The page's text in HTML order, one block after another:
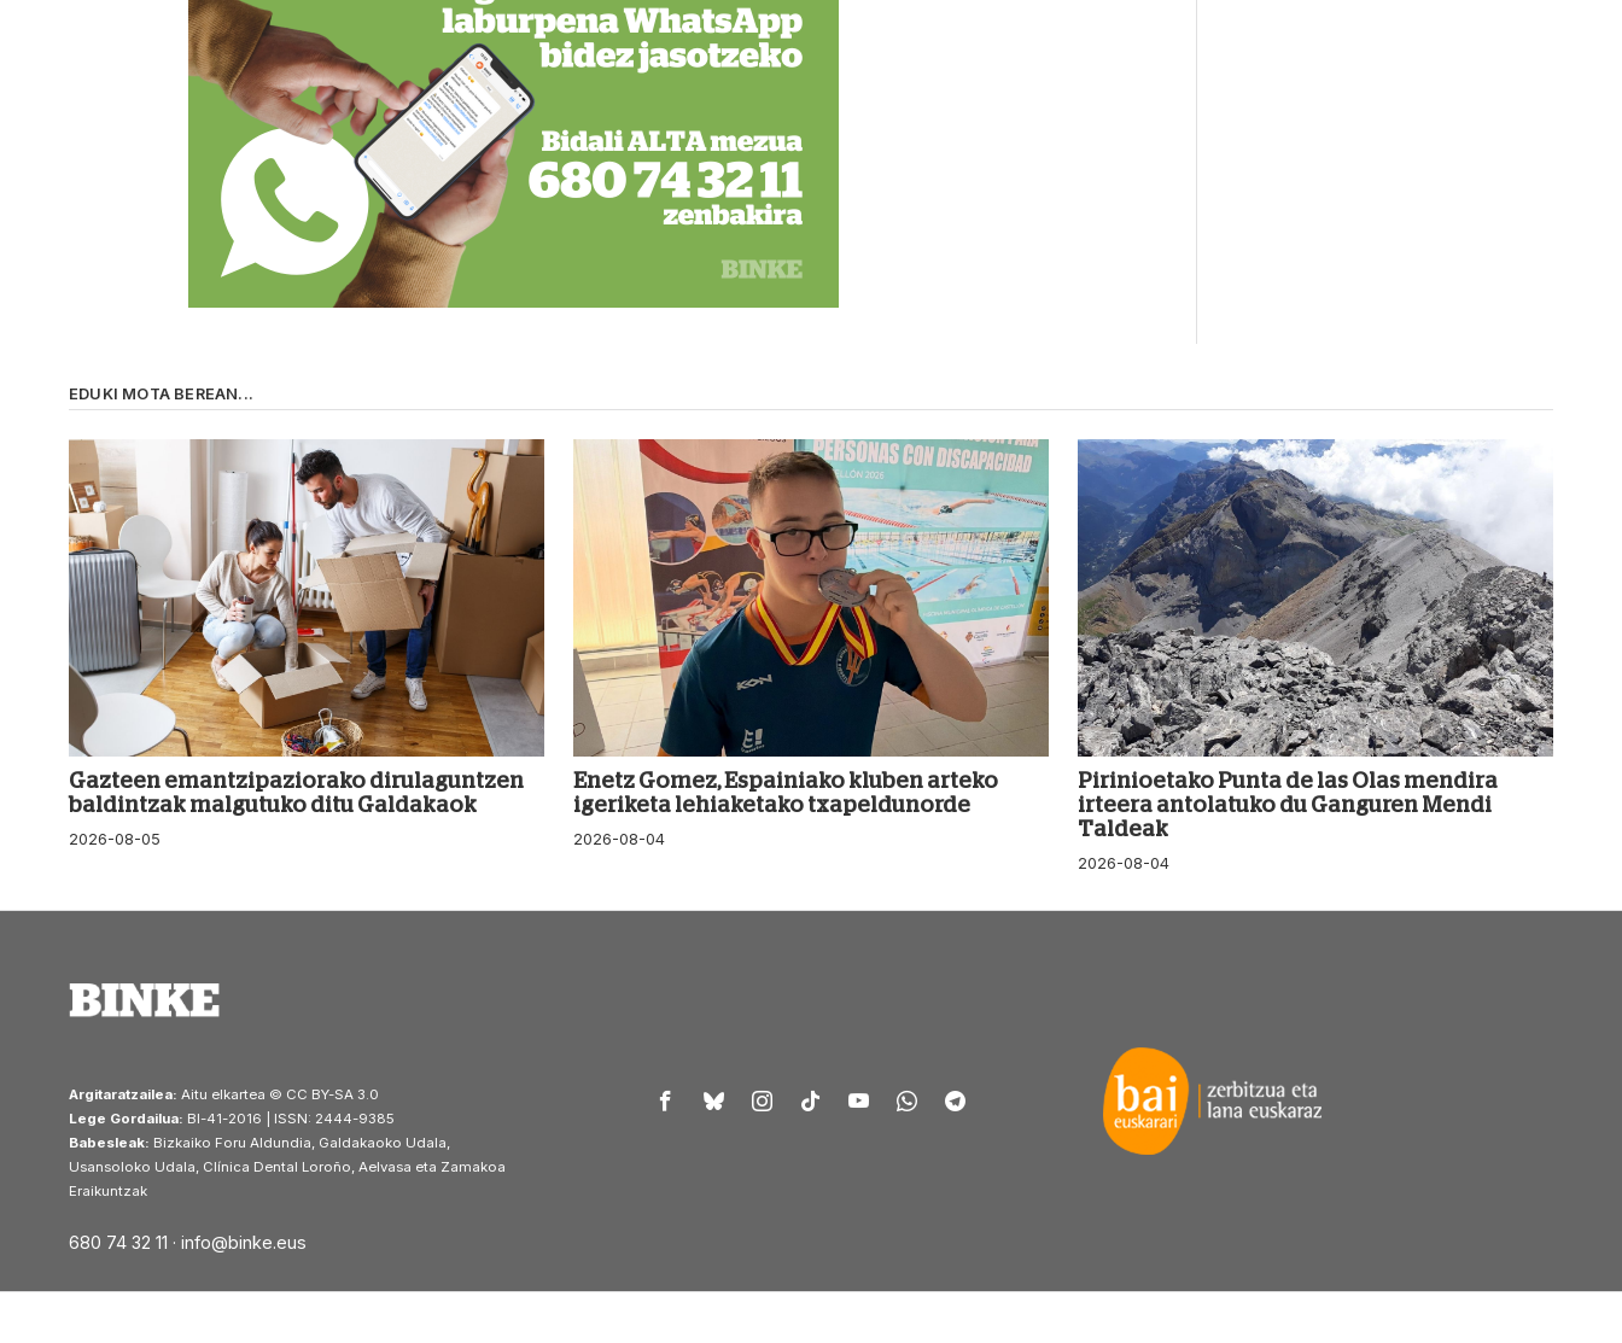
EDUKI MOTA BEREAN...
Gazteen emantzipaziorako dirulaguntzen
baldintzak malgutuko ditu Galdakaok
2026-08-05
Enetz Gomez, Espainiako kluben arteko
igeriketa lehiaketako txapeldunorde
2026-08-04
Pirinioetako Punta de las Olas mendira
irteera antolatuko du Ganguren Mendi
Taldeak
2026-08-04
Argitaratzailea: Aitu elkartea © CC BY-SA 3.0
Lege Gordailua: BI-41-2016 | ISSN: 2444-9385
Babesleak: Bizkaiko Foru Aldundia, Galdakaoko Udala,
Usansoloko Udala, Clínica Dental Loroño, Aelvasa eta Zamakoa
Eraikuntzak
680 74 32 11 · info@binke.eus